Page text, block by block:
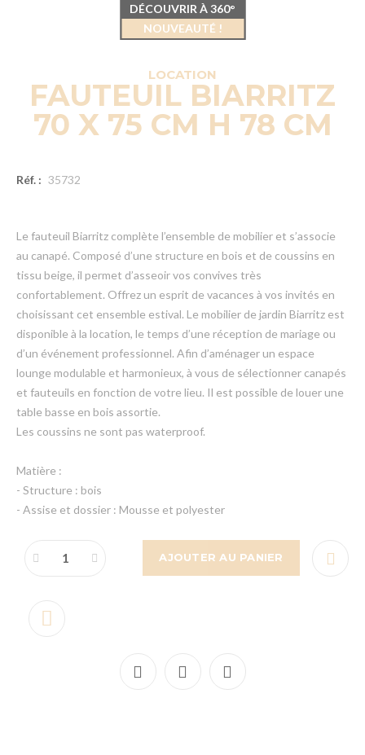
LOCATION
FAUTEUIL BIARRITZ
70 X 75 CM H 78 CM
Réf. : 35732
Le fauteuil Biarritz complète l’ensemble de mobilier et s’associe
au canapé. Composé d’une structure en bois et de coussins en
tissu beige, il permet d’asseoir vos convives très
confortablement. Offrez un esprit de vacances à vos invités en
choisissant cet ensemble estival. Le mobilier de jardin Biarritz est
disponible à la location, le temps d’une réception de mariage ou
d’un événement professionnel. Afin d’aménager un espace
lounge modulable et harmonieux, à vous de sélectionner canapés
et fauteuils en fonction de votre lieu. Il est possible de louer une
table basse en bois assortie.
Les coussins ne sont pas waterproof.
Matière :
- Structure : bois
- Assise et dossier : Mousse et polyester
AJOUTER AU PANIER
DÉCOUVRIR À 360°
NOUVEAUTÉ !